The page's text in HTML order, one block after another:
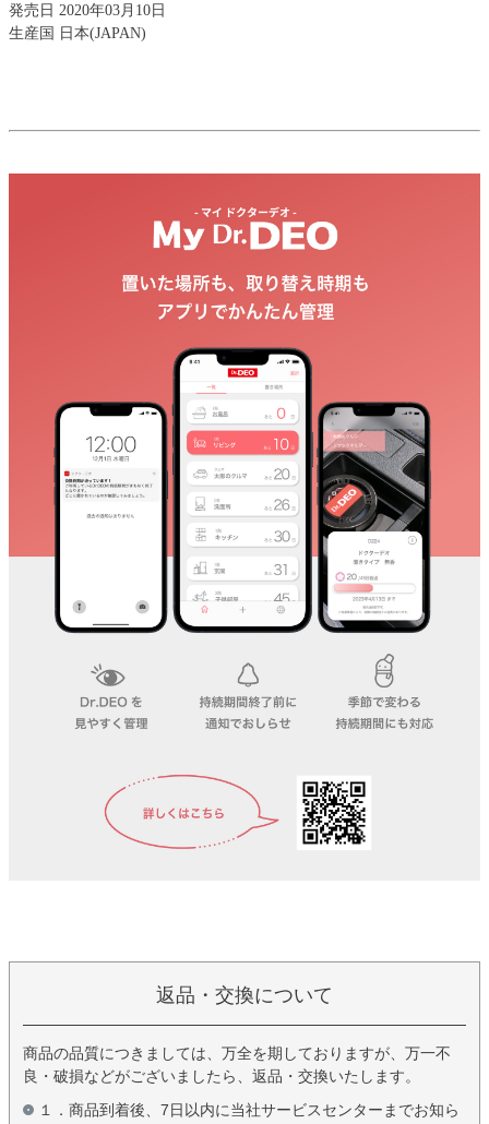
発売日 2020年03月10日
生産国 日本(JAPAN)
返品・交換について
商品の品質につきましては、万全を期しておりますが、万一不
良・破損などがございましたら、返品・交換いたします。
１．商品到着後、7日以内に当社サービスセンターまでお知ら